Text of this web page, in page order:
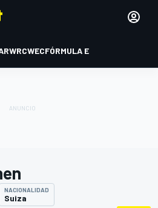
WRCWECFÓRMULA E
NACIONALIDAD
Suiza